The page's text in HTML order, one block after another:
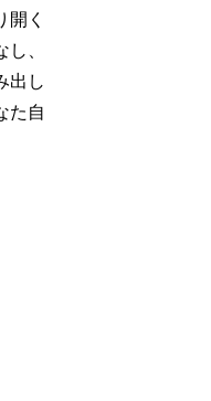
開く
、
出し
た自